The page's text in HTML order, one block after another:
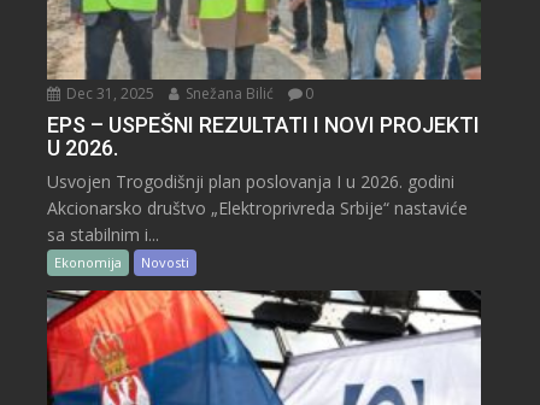
Dec 31, 2025 Snežana Bilić 0
EPS – USPEŠNI REZULTATI I NOVI PROJEKTI
U 2026.
Usvojen Trogodišnji plan poslovanja I u 2026. godini
Akcionarsko društvo „Elektroprivreda Srbije“ nastaviće
sa stabilnim i...
Ekonomija Novosti